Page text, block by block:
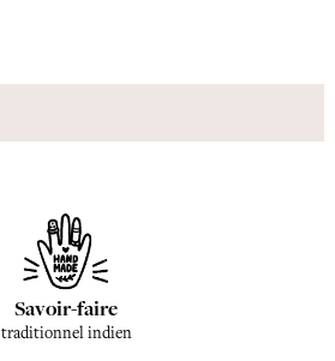
Savoir-faire
traditionnel indien